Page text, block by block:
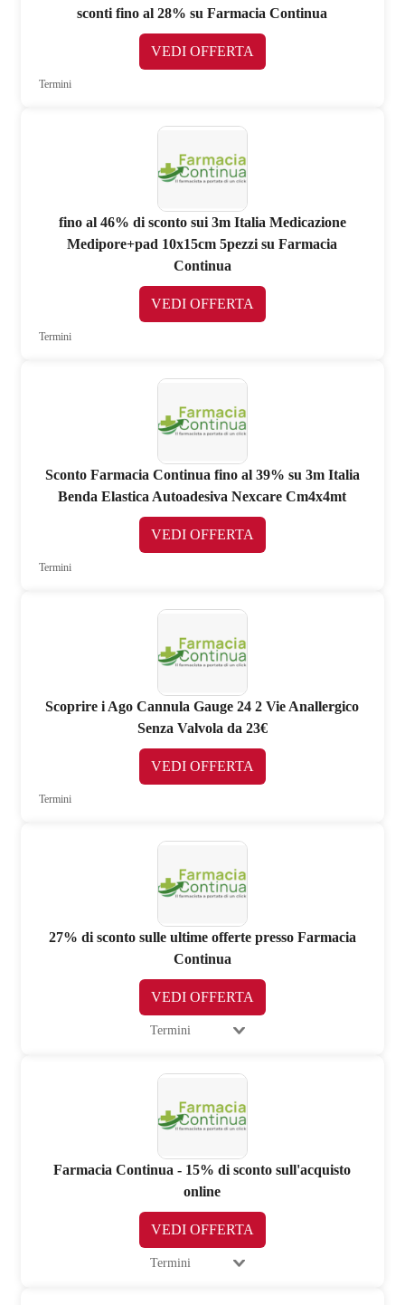
sconti fino al 28% su Farmacia Continua
VEDI OFFERTA
Termini
fino al 46% di sconto sui 3m Italia Medicazione
Medipore+pad 10x15cm 5pezzi su Farmacia
Continua
VEDI OFFERTA
Termini
Sconto Farmacia Continua fino al 39% su 3m Italia
Benda Elastica Autoadesiva Nexcare Cm4x4mt
VEDI OFFERTA
Termini
Scoprire i Ago Cannula Gauge 24 2 Vie Anallergico
Senza Valvola da 23€
VEDI OFFERTA
Termini
27% di sconto sulle ultime offerte presso Farmacia
Continua
VEDI OFFERTA
Termini
Farmacia Continua - 15% di sconto sull'acquisto
online
VEDI OFFERTA
Termini